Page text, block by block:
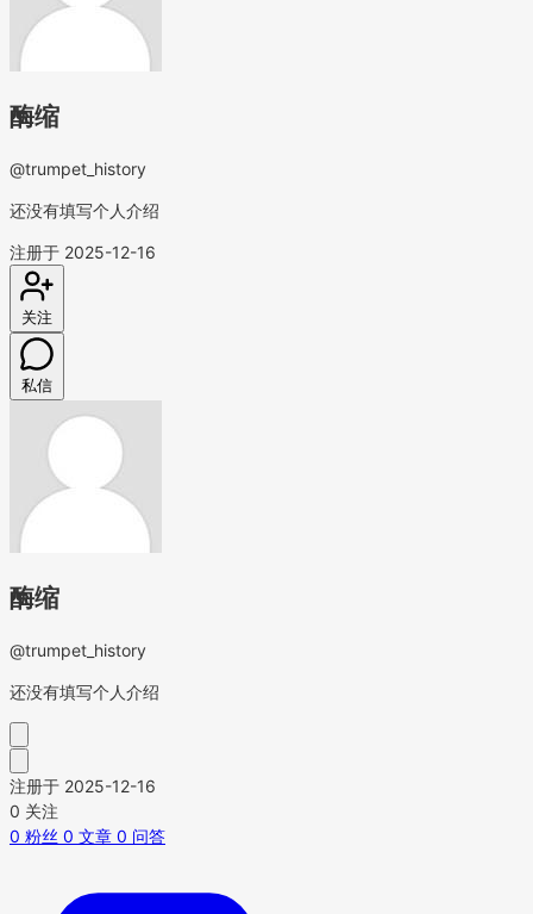
酶缩
@trumpet_history
还没有填写个人介绍
注册于 2025-12-16
关注
私信
酶缩
@trumpet_history
还没有填写个人介绍
注册于 2025-12-16
0 关注
0 粉丝 0 文章 0 问答